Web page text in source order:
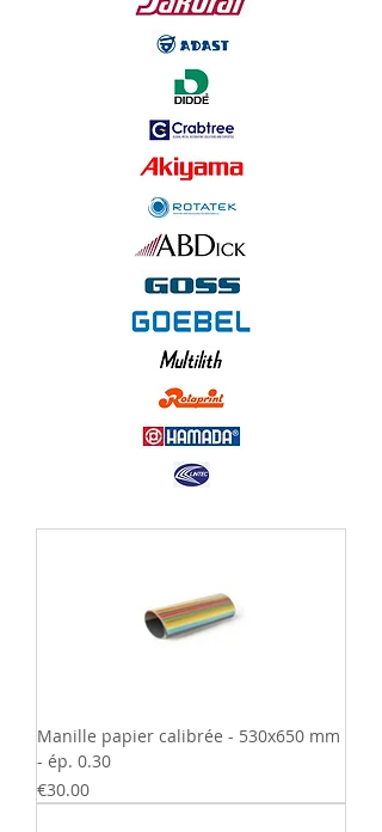
Manille papier calibrée - 530x650 mm
- ép. 0.30
Price
€30.00